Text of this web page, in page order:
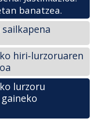
banatzea.
hiri-lurzoruaren
lurzoru